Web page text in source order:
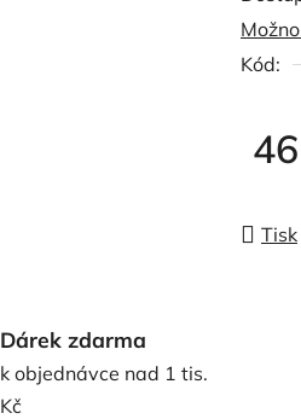
0,0
z
Kód:
Tisk
Dárek zdarma
k objednávce nad 1 tis.
Kč